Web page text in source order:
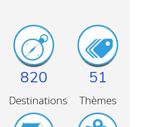
820
Destinations
51
Thèmes